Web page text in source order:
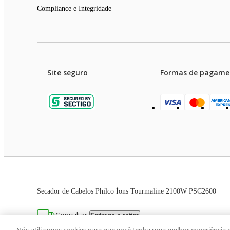
Secador de Cabelos Philco Íons Tourmaline 2100W PSC2600
Consultar Entrega e retira
Compliance e Integridade
Site seguro Formas de
Preços e condições de
As imagens dos produtos são meramente
Avenida Zaki Narchi, nº 1650, sobreloja,